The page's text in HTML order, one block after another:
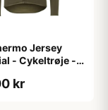
Jersey
- Cykeltrøje -
kr